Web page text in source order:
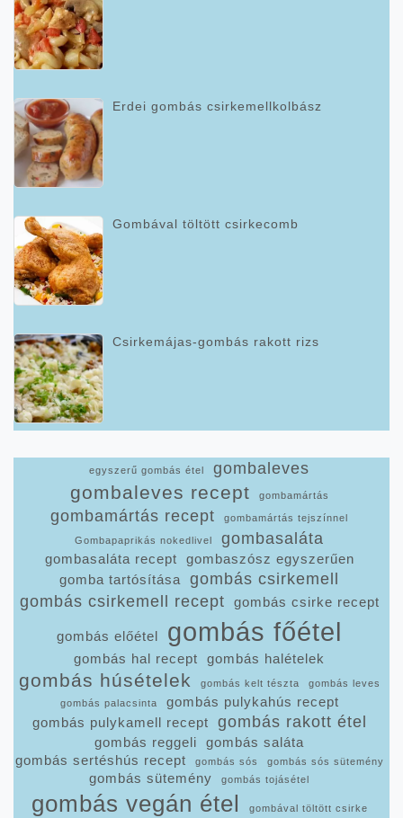
Erdei gombás csirkemellkolbász
Gombával töltött csirkecomb
Csirkemájas-gombás rakott rizs
egyszerű gombás étel gombaleves
gombaleves recept gombamártás
gombamártás recept gombamártás tejszínnel
Gombapaprikás nokedlivel gombasaláta
gombasaláta recept
gombaszósz egyszerűen
gomba tartósítása
gombás csirkemell
gombás csirkemell recept
gombás csirke recept
gombás előétel gombás főétel
gombás hal recept gombás halételek
gombás húsételek gombás kelt tészta
gombás leves
gombás palacsinta
gombás pulykahús recept
gombás pulykamell recept
gombás rakott étel
gombás reggeli
gombás saláta
gombás sertéshús recept
gombás sós gombás sós sütemény
gombás sütemény gombás tojásétel
gombás vegán étel
gombával töltött csirke